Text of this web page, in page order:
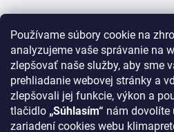
Používame súbory cookie na
analyzujeme vaše správanie na
zlepšovať naše služby, aby sme
prehliadanie webovej stránky a
zlepšovali jej funkcie, výkon a
tlačidlo „Súhlasím“ nám dovolíte
zariadení cookies webu